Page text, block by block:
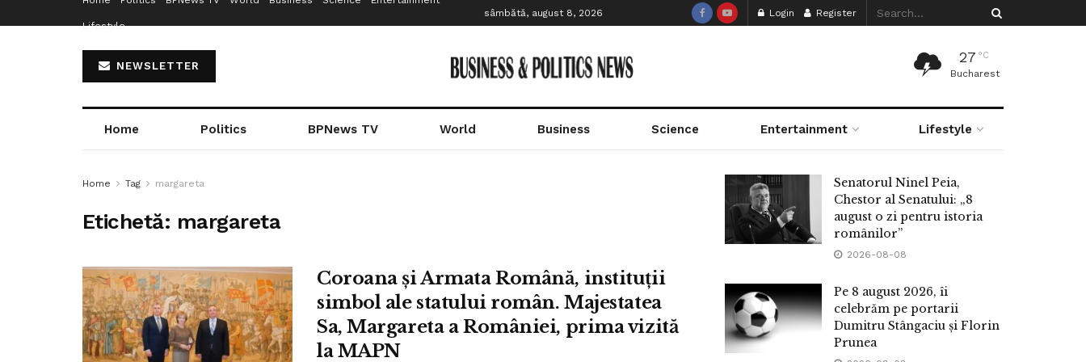
Lifestyle
sâmbătă, august 8, 2026 Login Register
NEWSLETTER
27 °C
Bucharest
Home Politics BPNews TV World Business Science Entertainment Lifestyle
Home Tag margareta
Etichetă: margareta
Coroana și Armata Română, instituții
simbol ale statului român. Majestatea
Sa, Margareta a României, prima vizită
la MAPN
Senatorul Ninel Peia,
Chestor al Senatului: „8
august o zi pentru istoria
românilor”
2026-08-08
Pe 8 august 2026, îi
celebrăm pe portarii
Dumitru Stângaciu și Florin
Prunea